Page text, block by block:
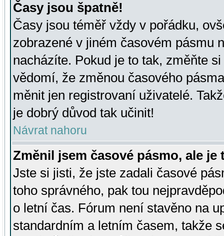
Časy jsou špatně!
Časy jsou téměř vždy v pořádku,
zobrazené v jiném časovém pásmu
nacházíte. Pokud je to tak, změňte
vědomí, že změnou časového
měnit jen registrovaní uživatelé.
je dobrý důvod tak učinit!
Návrat nahoru
Změnil jsem časové pásmo, ale je
Jste si jisti, že jste zadali časové
toho správného, pak tou
o letní čas. Fórum není stavěno na
standardním a letním časem, takže